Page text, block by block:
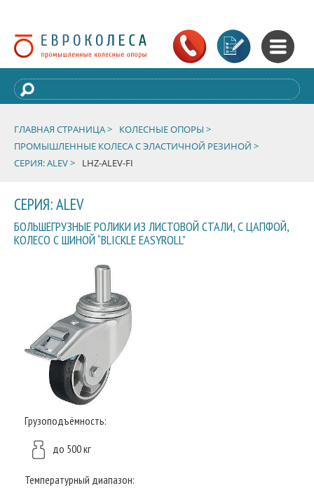
ГЛАВНАЯ СТРАНИЦА >
КОЛЕСНЫЕ ОПОРЫ >
ПРОМЫШЛЕННЫЕ КОЛЕСА С ЭЛАСТИЧНОЙ РЕЗИНОЙ >
СЕРИЯ: ALEV >
LHZ-ALEV-FI
СЕРИЯ: ALEV
БОЛЬШЕГРУЗНЫЕ РОЛИКИ ИЗ ЛИСТОВОЙ СТАЛИ, С ЦАПФОЙ,
КОЛЕСО С ШИНОЙ “BLICKLE EASYROLL”
Грузоподъёмность:
до 500 кг
Температурный диапазон: